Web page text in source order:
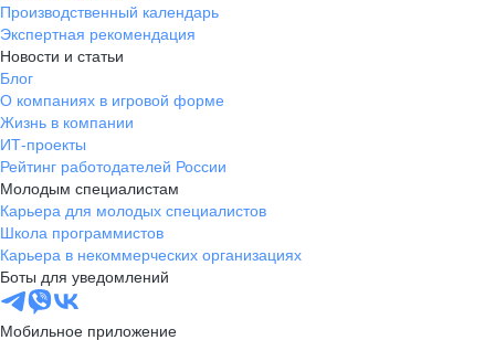
Производственный календарь
Экспертная рекомендация
Новости и статьи
Блог
О компаниях в игровой форме
Жизнь в компании
ИТ-проекты
Рейтинг работодателей России
Молодым специалистам
Карьера для молодых специалистов
Школа программистов
Карьера в некоммерческих организациях
Боты для уведомлений
Мобильное приложение